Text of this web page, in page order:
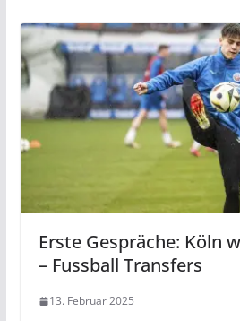
Erste Gespräche: Köln
– Fussball Transfers
13. Februar 2025